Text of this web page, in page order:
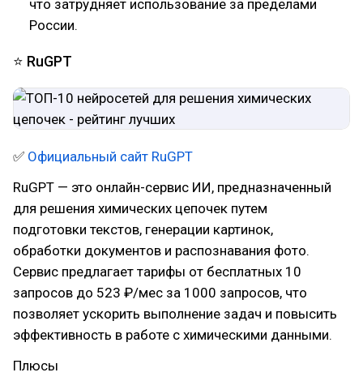
что затрудняет использование за пределами
России.
⭐ RuGPT
✅ Официальный сайт RuGPT
RuGPT — это онлайн-сервис ИИ, предназначенный
для решения химических цепочек путем
подготовки текстов, генерации картинок,
обработки документов и распознавания фото.
Сервис предлагает тарифы от бесплатных 10
запросов до 523 ₽/мес за 1000 запросов, что
позволяет ускорить выполнение задач и повысить
эффективность в работе с химическими данными.
Плюсы